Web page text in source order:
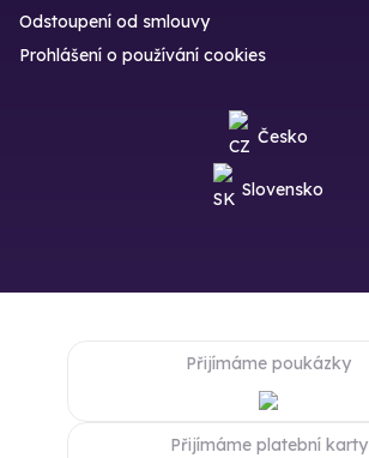
Odstoupení od smlouvy
Prohlášení o používání cookies
Česko
Slovensko
Přijímáme poukázky
Přijímáme platební karty